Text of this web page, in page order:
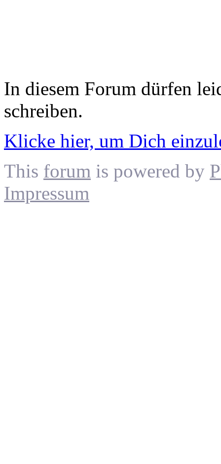
In diesem Forum dürfen
schreiben.
Klicke hier, um Dich
This forum is powered by
Impressum